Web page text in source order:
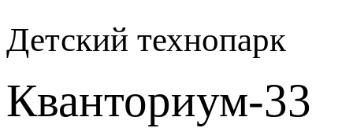
Детский технопарк
Кванториум-33